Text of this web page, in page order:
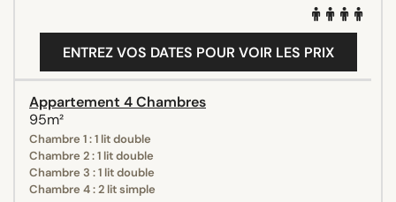
ENTREZ VOS DATES POUR VOIR LES PRIX
Appartement 4 Chambres
95m²
Chambre 1 : 1 lit double
Chambre 2 : 1 lit double
Chambre 3 : 1 lit double
Chambre 4 : 2 lit simple